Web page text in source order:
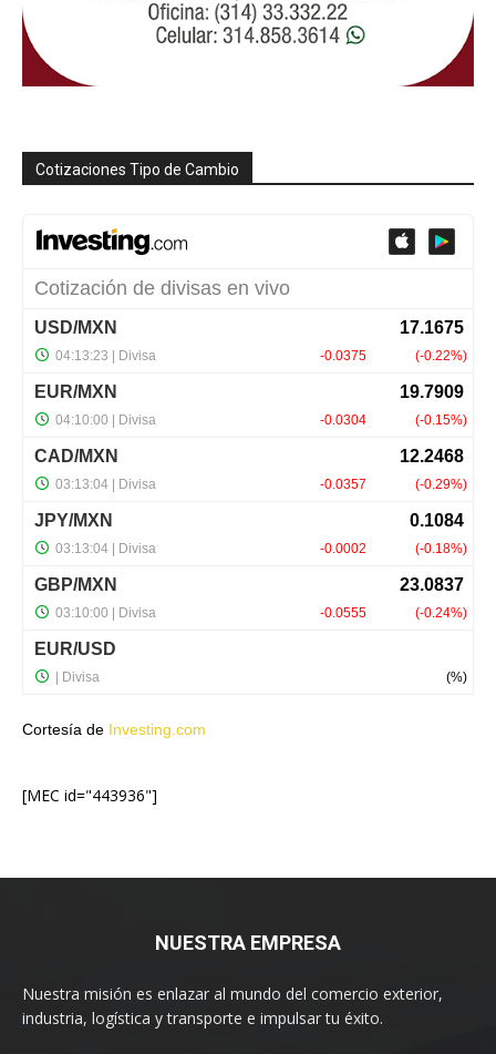
Cotizaciones Tipo de Cambio
Cortesía de Investing.com
[MEC id="443936"]
NUESTRA EMPRESA
Nuestra misión es enlazar al mundo del comercio exterior,
industria, logística y transporte e impulsar tu éxito.